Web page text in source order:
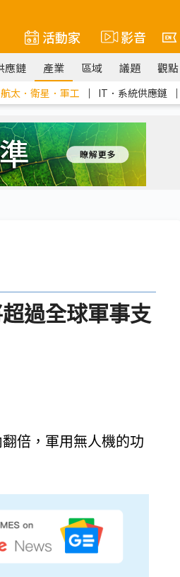
活動家 影音
應鏈 產業 區域 議題 觀點
航太．衛星．軍工 ｜ IT．系統供應鏈 ｜
過全球軍事支
倍，軍用無人機的功